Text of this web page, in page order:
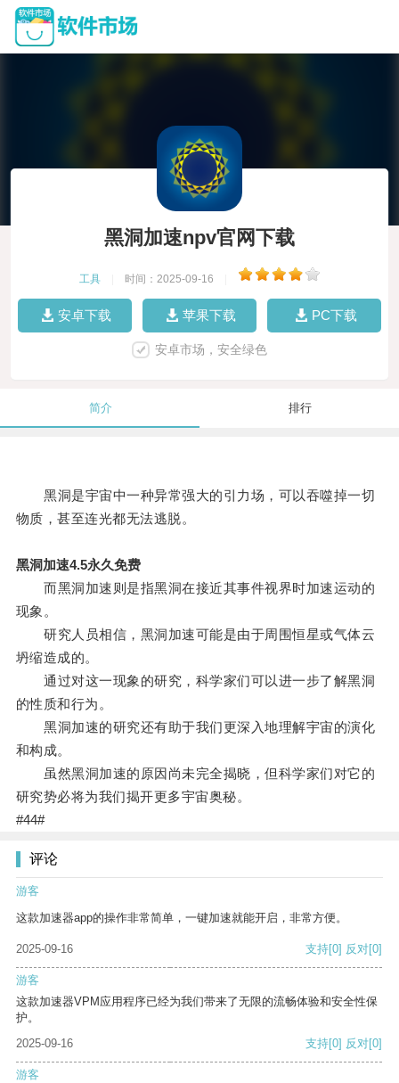
黑洞加速npv官网下载
工具 时间：2025-09-16
安卓下载 苹果下载 PC下载
安卓市场，安全绿色
简介 排行
黑洞是宇宙中一种异常强大的引力场，可以吞噬掉一切
物质，甚至连光都无法逃脱。
黑洞加速4.5永久免费
而黑洞加速则是指黑洞在接近其事件视界时加速运动的
现象。
研究人员相信，黑洞加速可能是由于周围恒星或气体云
坍缩造成的。
通过对这一现象的研究，科学家们可以进一步了解黑洞
的性质和行为。
黑洞加速的研究还有助于我们更深入地理解宇宙的演化
和构成。
虽然黑洞加速的原因尚未完全揭晓，但科学家们对它的
研究势必将为我们揭开更多宇宙奥秘。
#44#
评论
游客
这款加速器app的操作非常简单，一键加速就能开启，非常方便。
2025-09-16 支持[0] 反对[0]
游客
这款加速器VPM应用程序已经为我们带来了无限的流畅体验和安全性保
护。
2025-09-16
支持[0] 反对[0]
游客